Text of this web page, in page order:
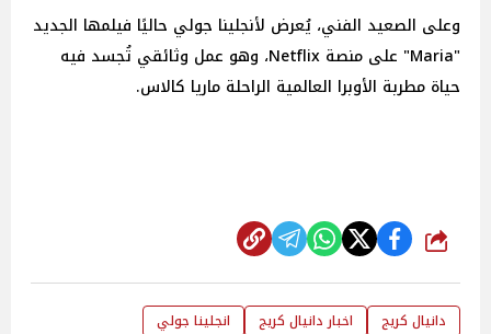
وعلى الصعيد الفني، يُعرض لأنجلينا جولي حاليًا فيلمها الجديد
"Maria" على منصة Netflix، وهو عمل وثائقي تُجسد فيه
حياة مطربة الأوبرا العالمية الراحلة ماريا كالاس.
شارك
دانيال كريج اخبار دانيال كريج
انجلينا جولي